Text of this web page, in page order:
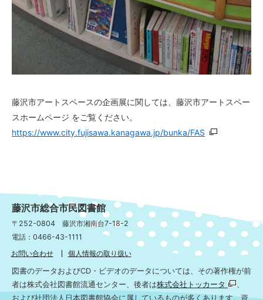
藤沢市アートスペースの企画展に関しては、藤沢市アートスペー
スホームページ をご覧ください。
https://www.city.fujisawa.kanagawa.jp/bunka/FAS
藤沢市総合市民図書館
〒252-0804 藤沢市湘南台7-18-2
電話：0466-43-1111
お問い合わせ
個人情報の取り扱い
図書のデータおよびCD・ビデオのデータについては、その著作権が前
者は株式会社図書館流通センター、後者は株式会社トッカータ
および社団法人日本図書館協会に属しているものが多くあります。資